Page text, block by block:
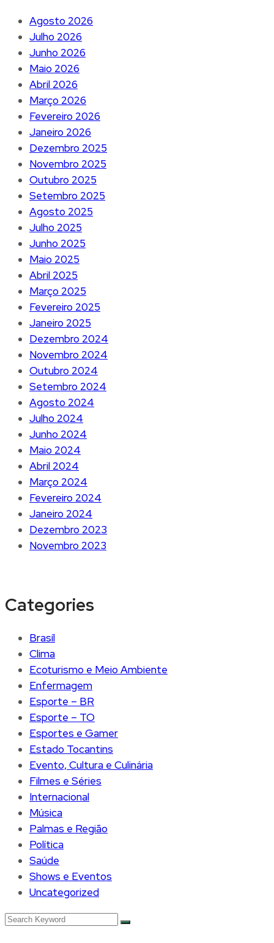
Agosto 2026
Julho 2026
Junho 2026
Maio 2026
Abril 2026
Março 2026
Fevereiro 2026
Janeiro 2026
Dezembro 2025
Novembro 2025
Outubro 2025
Setembro 2025
Agosto 2025
Julho 2025
Junho 2025
Maio 2025
Abril 2025
Março 2025
Fevereiro 2025
Janeiro 2025
Dezembro 2024
Novembro 2024
Outubro 2024
Setembro 2024
Agosto 2024
Julho 2024
Junho 2024
Maio 2024
Abril 2024
Março 2024
Fevereiro 2024
Janeiro 2024
Dezembro 2023
Novembro 2023
Categories
Brasíl
Clima
Ecoturismo e Meio Ambiente
Enfermagem
Esporte – BR
Esporte – TO
Esportes e Gamer
Estado Tocantins
Evento, Cultura e Culinária
Filmes e Séries
Internacional
Música
Palmas e Região
Política
Saúde
Shows e Eventos
Uncategorized